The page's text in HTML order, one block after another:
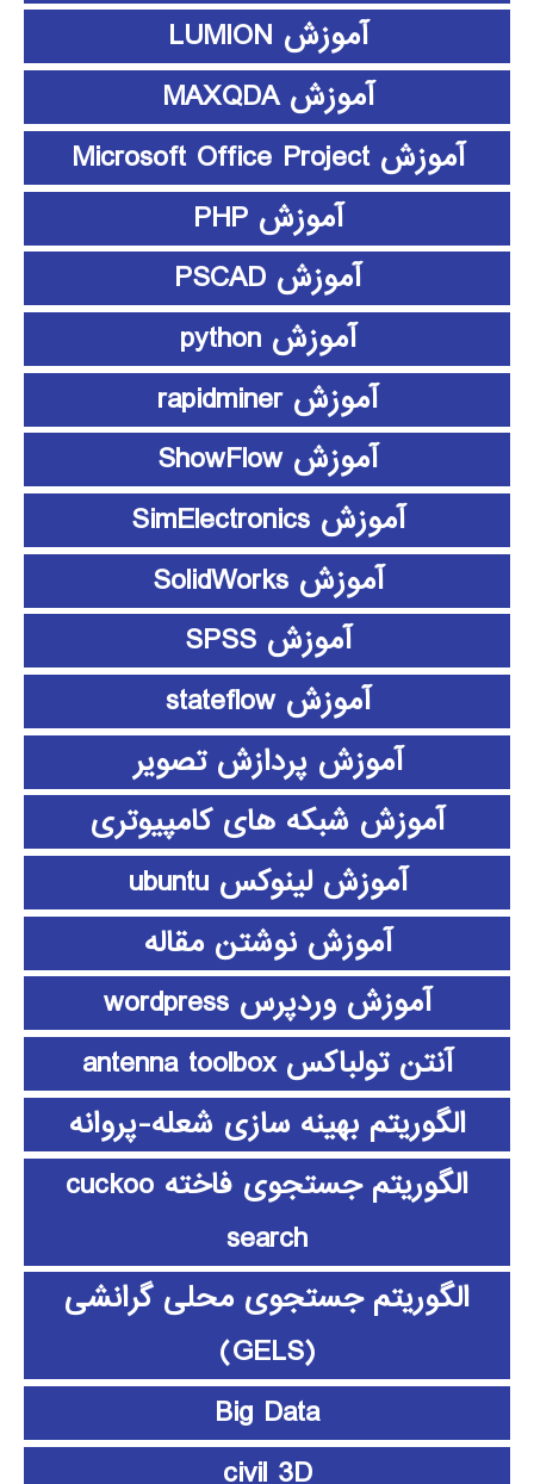
آموزش LUMION
آموزش MAXQDA
آموزش Microsoft Office Project
آموزش PHP
آموزش PSCAD
آموزش python
آموزش rapidminer
آموزش ShowFlow
آموزش SimElectronics
آموزش SolidWorks
آموزش SPSS
آموزش stateflow
آموزش پردازش تصویر
آموزش شبکه های کامپیوتری
آموزش لینوکس ubuntu
آموزش نوشتن مقاله
آموزش وردپرس wordpress
آنتن تولباکس antenna toolbox
الگوریتم بهینه سازی شعله-پروانه
الگوریتم جستجوی فاخته cuckoo
search
الگوریتم جستجوی محلی گرانشی
(GELS)
Big Data
civil 3D